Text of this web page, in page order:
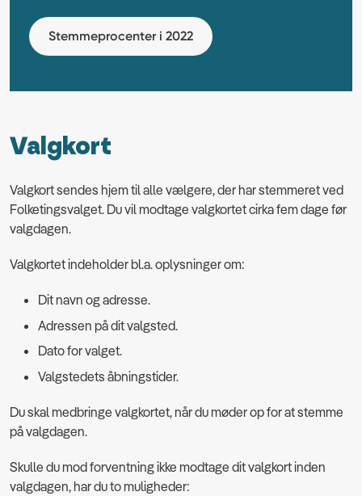
Stemmeprocenter i 2022
Valgkort
Valgkort sendes hjem til alle vælgere, der har stemmeret ved
Folketingsvalget. Du vil modtage valgkortet cirka fem dage før
valgdagen.
Valgkortet indeholder bl.a. oplysninger om:
Dit navn og adresse.
Adressen på dit valgsted.
Dato for valget.
Valgstedets åbningstider.
Du skal medbringe valgkortet, når du møder op for at stemme
på valgdagen.
Skulle du mod forventning ikke modtage dit valgkort inden
valgdagen, har du to muligheder: